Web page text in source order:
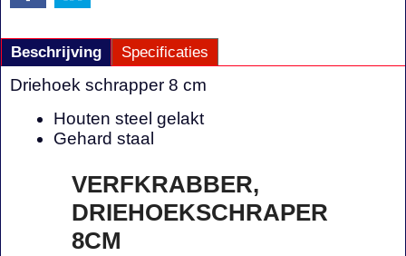
Beschrijving Specificaties
Driehoek schrapper 8 cm
Houten steel gelakt
Gehard staal
VERFKRABBER,
DRIEHOEKSCHRAPER
8CM